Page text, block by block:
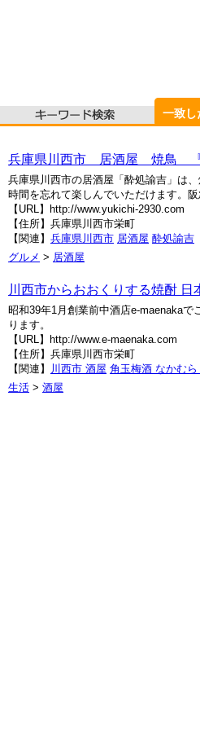
一致し
兵庫県川西市 居酒屋 焼鳥
兵庫県川西市の居酒屋「酔処諭吉」は
時間を忘れて楽しんでいただけます。
【URL】http://www.yukichi-2930.com
【住所】兵庫県川西市栄町
【関連】 兵庫県川西市 居酒屋 酔処諭吉
グルメ > 居酒屋
川西市からおおくりする焼酎
昭和39年1月創業前中酒店e-maenaka
ります。
【URL】http://www.e-maenaka.com
【住所】兵庫県川西市栄町
【関連】
川西市 酒屋 角玉梅酒 なかむ
生活 > 酒屋